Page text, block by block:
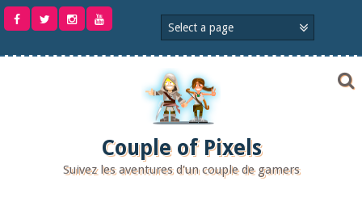
Aller
Couple of Pixels
Suivez les aventures d'un couple de gamers